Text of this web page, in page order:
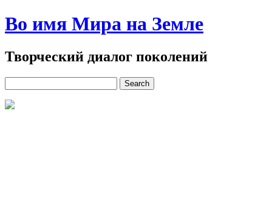
Во имя Мира на Земле
Творческий диалог поколений